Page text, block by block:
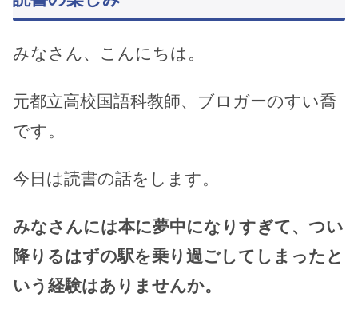
みなさん、こんにちは。
元都立高校国語科教師、ブロガーのすい喬
です。
今日は読書の話をします。
みなさんには本に夢中になりすぎて、つい
降りるはずの駅を乗り過ごしてしまったと
いう経験はありませんか。